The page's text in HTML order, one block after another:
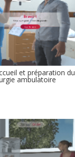
et préparation
ambulatoire